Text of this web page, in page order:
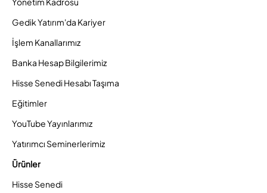
Gedik Yatırım'da Kariyer
İşlem Kanallarımız
Banka Hesap Bilgilerimiz
Hisse Senedi Hesabı Taşıma
Eğitimler
YouTube Yayınlarımız
Yatırımcı Seminerlerimiz
Ürünler
Hisse Senedi